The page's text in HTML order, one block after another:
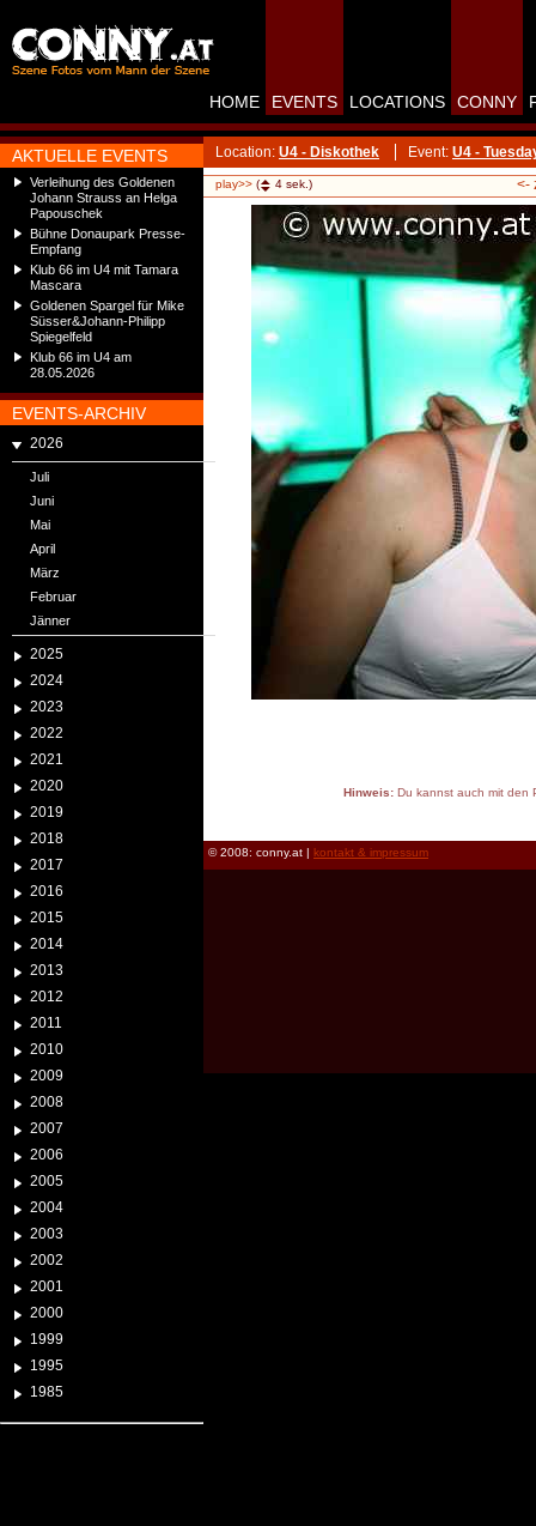
AKTUELLE EVENTS
Verleihung des Goldenen
Johann Strauss an Helga
Papouschek
Bühne Donaupark Presse-
Empfang
Klub 66 im U4 mit Tamara
Mascara
Goldenen Spargel für Mike
Süsser&Johann-Philipp
Spiegelfeld
Klub 66 im U4 am
28.05.2026
EVENTS-ARCHIV
2026
Juli
Juni
Mai
April
März
Februar
Jänner
2025
2024
2023
2022
2021
2020
2019
2018
2017
2016
2015
2014
2013
2012
2011
2010
2009
2008
2007
2006
2005
2004
2003
2002
2001
2000
1999
1995
1985
HOME EVENTS LOCATIONS CONNY
Location: U4 - Diskothek Event: U4 -
play>> ( 4 sek.) <-
Hinweis:Du kannst auch mit den
© 2008: conny.at | kontakt & impressum